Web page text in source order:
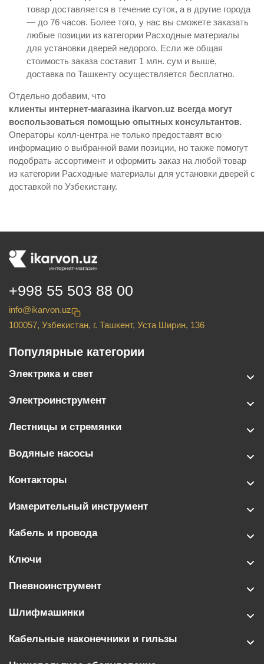
товар доставляется в течение суток, а в другие города
— до 76 часов. Более того, у нас вы сможете заказать
любые позиции из категории Расходные материалы
для установки дверей недорого. Если же общая
стоимость заказа составит 1 млн. сум и выше,
доставка по Ташкенту осуществляется бесплатно.
Отдельно добавим, что
клиенты интернет-магазина ikarvon.uz всегда могут
воспользоваться помощью опытных консультантов.
Операторы колл-центра не только предоставят всю
информацию о выбранной вами позиции, но также помогут
подобрать ассортимент и оформить заказ на любой товар
из категории Расходные материалы для установки дверей с
доставкой по Узбекистану.
+998 55 503 88 00
info@ikarvon.uz
100057, Узбекистан, г. Ташкент, Уста Ширин, 136
Популярные категории
Электрика и свет
Электроинструмент
Лестницы и стремянки
Водяные насосы
Контакторы
Измерительный инструмент
Кабель и провода
Ключи
Пневноинструмент
Шлифмашинки
Кабельные наконечники и гильзы